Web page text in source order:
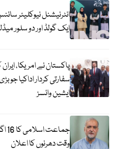
ایک گولڈ اور دو سلور
پاکستان نے امریکا،
سفارتی کردار اداکیا جو
ایشین وائسز
وقت دھرنوں کا اعلان